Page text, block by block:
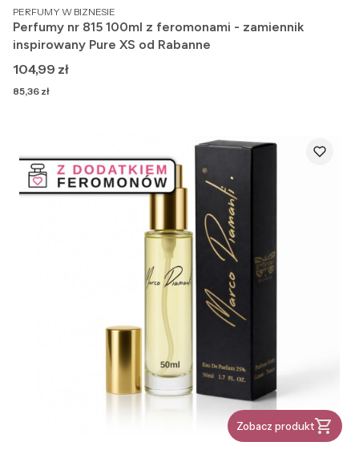
PRODUCENT
PERFUMY W BIZNESIE
Perfumy nr 815 100ml z feromonami - zamiennik
inspirowany Pure XS od Rabanne
Cena
104,99 zł
Cena
85,36 zł
Zobacz produkt